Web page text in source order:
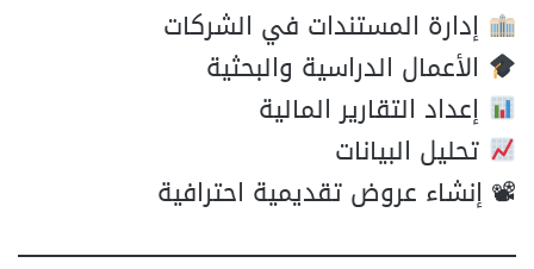
إدارة المستندات في الشركات
الأعمال الدراسية والبحثية
إعداد التقارير المالية
تحليل البيانات
📽 إنشاء عروض تقديمية احترافية